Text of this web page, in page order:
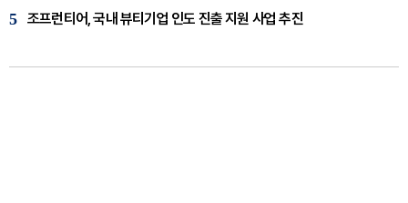
5 조프런티어, 국내 뷰티기업 인도 진출 지원 사업 추진